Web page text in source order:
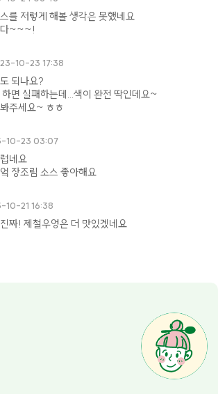
를 저렇게 해볼 생각은 못했네요
다~~~!
10-23 17:38
되나요?
면 실패하는데...색이 완전 딱인데요~
주세요~ ㅎㅎ
10-23 03:07
네요
장조림 소스 좋아해요
10-21 16:38
짜! 제철우엉은 더 맛있겠네요